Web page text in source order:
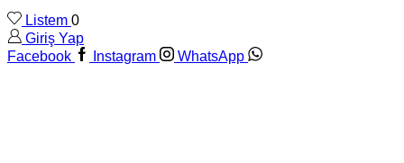
Listem 0
Giriş Yap
Facebook
Instagram WhatsApp